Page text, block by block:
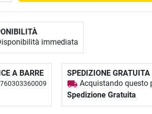
immediata
A BARRE
SPEDIZIONE GRATUITA
Acquistando questo
Spedizione Gratuita